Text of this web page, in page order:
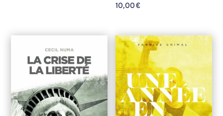
10,00€